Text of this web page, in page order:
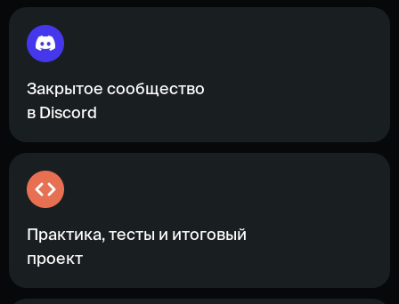
Закрытое сообщество
в Discord
Практика, тесты и итоговый
проект